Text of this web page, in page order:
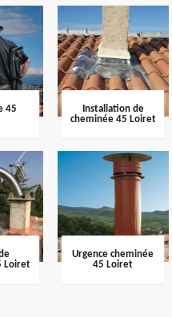
45
Installation de
cheminée 45 Loiret
Loiret
Urgence cheminée
45 Loiret